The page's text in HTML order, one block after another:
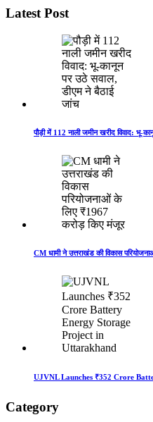
Latest Post
पौड़ी में 112 नाली जमीन खरीद विवाद: भू-
CM धामी ने उत्तराखंड की विकास
UJVNL Launches ₹352 Crore
Category